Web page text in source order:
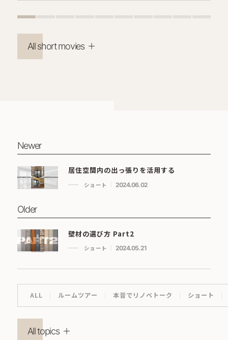
All short movies
Newer
居住空間内の出っ張りを活用する
ショート 2024.06.02
Older
壁材の選び方 Part2
ショート 2024.05.21
ALL ルームツアー 本音でリノベトーク ショート
All topics